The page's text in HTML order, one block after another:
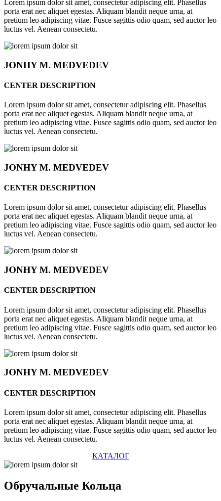
Lorem ipsum dolor sit amet, consectetur adipiscing elit. Phasellus
porta erat nec aliquet egestas. Aliquam blandit neque urna, at
pretium leo adipiscing vitae. Fusce sagittis odio quam, sed auctor leo
luctus vel. Aenean consectetu.
JONHYM. MEDVEDEV
CENTER DESCRIPTION
Lorem ipsum dolor sit amet, consectetur adipiscing elit. Phasellus
porta erat nec aliquet egestas. Aliquam blandit neque urna, at
pretium leo adipiscing vitae. Fusce sagittis odio quam, sed auctor leo
luctus vel. Aenean consectetu.
JONHYM. MEDVEDEV
CENTER DESCRIPTION
Lorem ipsum dolor sit amet, consectetur adipiscing elit. Phasellus
porta erat nec aliquet egestas. Aliquam blandit neque urna, at
pretium leo adipiscing vitae. Fusce sagittis odio quam, sed auctor leo
luctus vel. Aenean consectetu.
JONHYM. MEDVEDEV
CENTER DESCRIPTION
Lorem ipsum dolor sit amet, consectetur adipiscing elit. Phasellus
porta erat nec aliquet egestas. Aliquam blandit neque urna, at
pretium leo adipiscing vitae. Fusce sagittis odio quam, sed auctor leo
luctus vel. Aenean consectetu.
JONHYM. MEDVEDEV
CENTER DESCRIPTION
Lorem ipsum dolor sit amet, consectetur adipiscing elit. Phasellus
porta erat nec aliquet egestas. Aliquam blandit neque urna, at
pretium leo adipiscing vitae. Fusce sagittis odio quam, sed auctor leo
luctus vel. Aenean consectetu.
КАТАЛОГ
Обручальные Кольца